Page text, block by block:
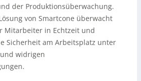
der Produktionsüberwachung.
von Smartcone überwacht
Mitarbeiter in Echtzeit und
Sicherheit am Arbeitsplatz unter
widrigen